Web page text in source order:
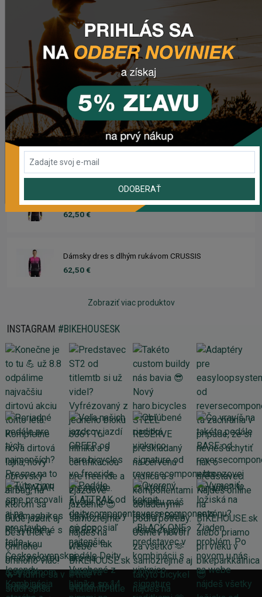
Zadné svetlo CRUSSIS CRS 20
20,50 €
Dres CRUSSIS
66,50 €
Dámsky dres CRUSSIS
66,50 €
Dres s dlhým rukávom CRUSSIS
62,50 €
Dámsky dres s dlhým rukávom CRUSSIS
62,50 €
Zobraziť viac produktov
INSTAGRAM #BIKEHOUSESK
ODOBERAŤ